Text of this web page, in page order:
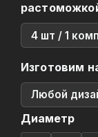
4 шт / 1
Изготовим
Любой
Диаметр